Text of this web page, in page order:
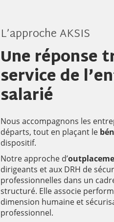
L’approche AKSIS
Une réponse
service de
salarié
Nous accompagnons les
départs, tout en plaçant le
dispositif.
Notre approche d’
dirigeants et aux DRH de
professionnelles dans un
structuré. Elle associe
dimension humaine et
professionnel.